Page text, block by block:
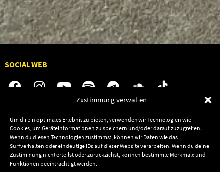
Zustimmung verwalten
Um dir ein optimales Erlebnis zu bieten, verwenden wir Technologien wie
Cookies, um Geräteinformationen zu speichern und/oder darauf zuzugreifen.
Wenn du diesen Technologien zustimmst, können wir Daten wie das
Surfverhalten oder eindeutige IDs auf dieser Website verarbeiten. Wenn du deine
Zustimmung nicht erteilst oder zurückziehst, können bestimmte Merkmale und
Funktionen beeinträchtigt werden.
SOCIAL WEB
Audiolith
News
Artists
Releases
Contact Us
Dates
Shop